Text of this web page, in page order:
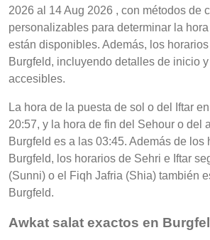
2026 al 14 Aug 2026 , con métodos de
personalizables para determinar la
están disponibles. Además, los
Burgfeld, incluyendo detalles de inicio
accesibles.
La hora de la puesta de sol o del Iftar
20:57, y la hora de fin del Sehour o del
Burgfeld es a las 03:45. Además de los
Burgfeld, los horarios de Sehri e Iftar
(Sunni) o el Fiqh Jafria (Shia) también
Burgfeld.
Awkat salat exactos en